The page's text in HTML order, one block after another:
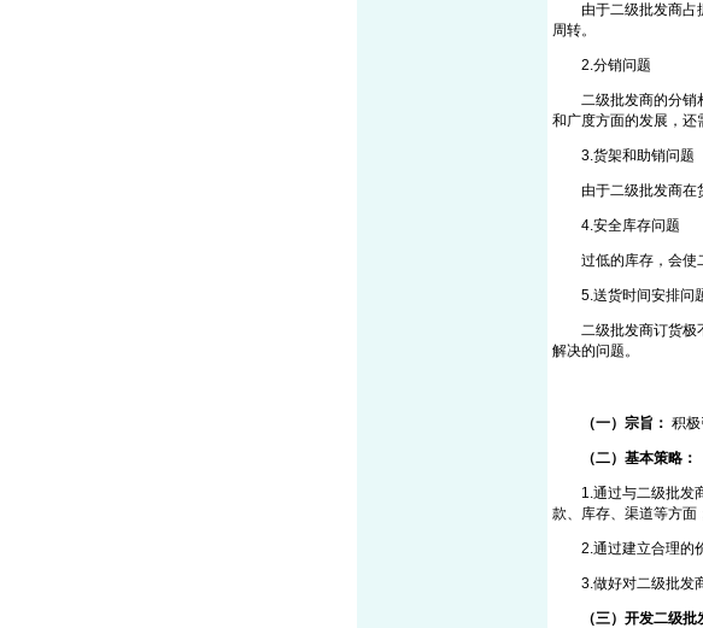
由于二级批发商占据
周转。
2.分销问题
二级批发商的分销相
和广度方面的发展，还
3.货架和助销问题
由于二级批发商在货
4.安全库存问题
过低的库存，会使二
5.送货时间安排问
二级批发商订货极不
解决的问题。
（一）宗旨： 积极
（二）基本策略：
1.通过与二级批发商
款、库存、渠道等方面
2.通过建立合理的价
3.做好对二级批发商
（三）开发二级批